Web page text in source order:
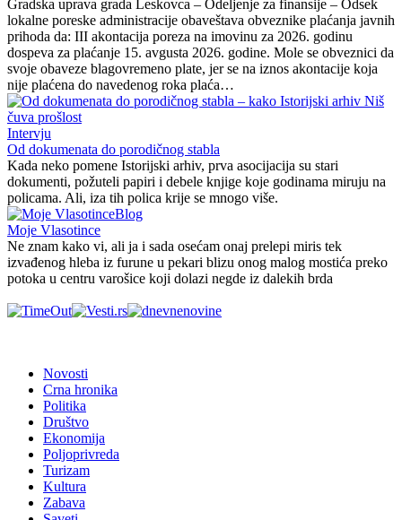
Gradska uprava grada Leskovca – Odeljenje za finansije – Odsek
lokalne poreske administracije obaveštava obveznike plaćanja javnih
prihoda da: III akontacija poreza na imovinu za 2026. godinu
dospeva za plaćanje 15. avgusta 2026. godine. Mole se obveznici da
svoje obaveze blagovremeno plate, jer se na iznos akontacije koja
nije plaćena do navedenog roka plaća…
Intervju
Od dokumenata do porodičnog stabla
Kada neko pomene Istorijski arhiv, prva asocijacija su stari
dokumenti, požuteli papiri i debele knjige koje godinama miruju na
policama. Ali, iza tih polica krije se mnogo više.
Blog
Moje Vlasotince
Ne znam kako vi, ali ja i sada osećam onaj prelepi miris tek
izvađenog hleba iz furune u pekari blizu onog malog mostića preko
potoka u centru varošice koji dolazi negde iz dalekih brda
Novosti
Crna hronika
Politika
Društvo
Ekonomija
Poljoprivreda
Turizam
Kultura
Zabava